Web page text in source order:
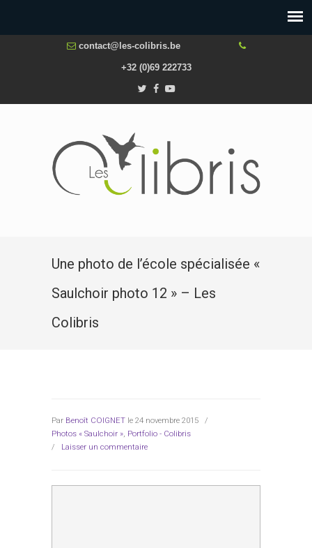
contact@les-colibris.be
+32 (0)69 222733
Une photo de l’école spécialisée «
Saulchoir photo 12 » – Les
Colibris
Par Benoît COIGNET le 24 novembre 2015
/
Photos « Saulchoir », Portfolio - Colibris
/ Laisser un commentaire